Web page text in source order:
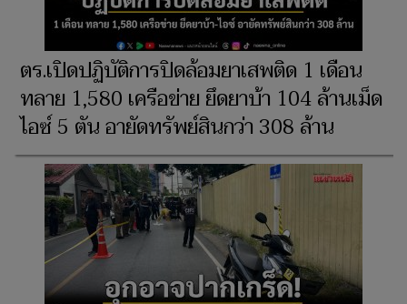
ตร.เปิดปฏิบัติการปิดล้อมยาเสพติด 1 เดือน
ทลาย 1,580 เครือข่าย ยึดยาบ้า 104 ล้านเม็ด
ไอซ์ 5 ตัน อายัดทรัพย์สินกว่า 308 ล้าน